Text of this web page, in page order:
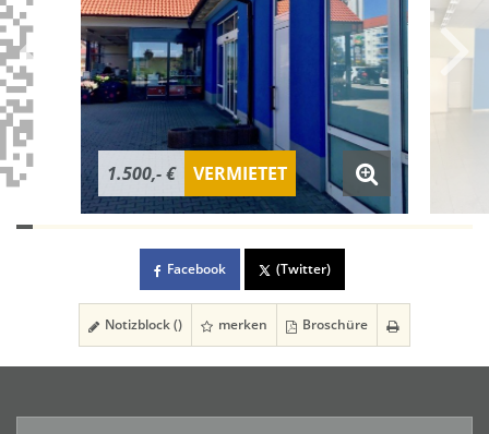
1.500,- € VERMIETET
Facebook (Twitter)
Notizblock () merken Broschüre